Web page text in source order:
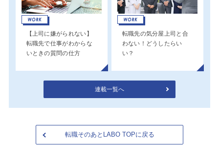
【上司に嫌がられない】
転職先で仕事がわからな
いときの質問の仕方
転職先の気分屋上司と合
わない！どうしたらい
い？
連載一覧へ
転職そのあとLABO TOPに戻る